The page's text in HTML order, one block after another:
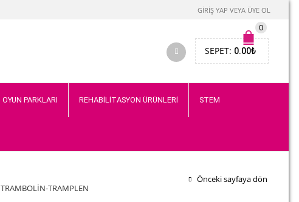
GIRIŞ YAP VEYA ÜYE OL
0
SEPET: 0.00₺
OYUN PARKLARI REHABİLİTASYON ÜRÜNLERİ STEM
TRAMBOLİN-TRAMPLEN
Önceki sayfaya dön